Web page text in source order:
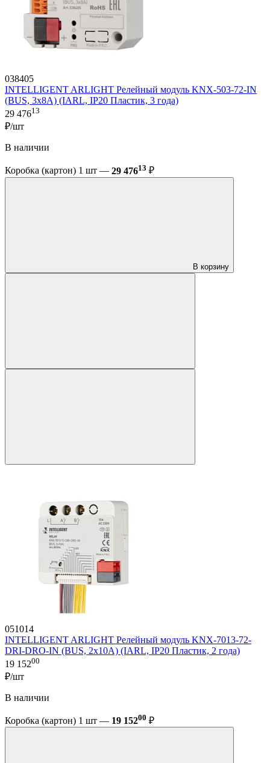
038405
INTELLIGENT ARLIGHT Релейный модуль KNX-503-72-IN
(BUS, 3x8A) (IARL, IP20 Пластик, 3 года)
29 47613
₽/шт
В наличии
Коробка (картон) 1 шт — 29 47613 ₽
В корзину
051014
INTELLIGENT ARLIGHT Релейный модуль KNX-7013-72-
DRI-DRO-IN (BUS, 2x10A) (IARL, IP20 Пластик, 2 года)
19 15200
₽/шт
В наличии
Коробка (картон) 1 шт — 19 15200 ₽